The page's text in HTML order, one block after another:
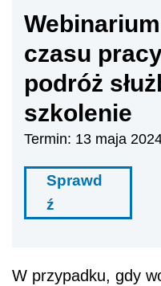
czasu
podróż
szkolenie
Termin: 13 maja
Sprawd
ź
W przypadku, gdy